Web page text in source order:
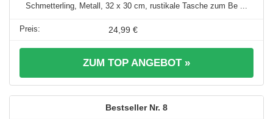
Schmetterling, Metall, 32 x 30 cm, rustikale Tasche zum Be ...
24,99 €
ZUM TOP ANGEBOT »
8